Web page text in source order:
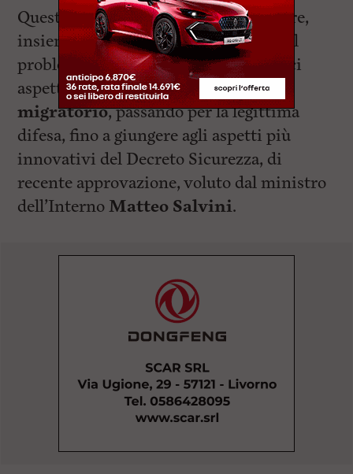
Questi ultimi cercheranno di declinare,
insieme al nutrito parterre di ospiti, il
problema sicurezza nei suoi molteplici
aspetti: dagli effetti di un
fenomeno
migratorio, passando per la legittima
difesa, fino a giungere agli aspetti più
innovativi del Decreto Sicurezza, di
recente approvazione, voluto dal ministro
dell’InternoMatteo Salvini.